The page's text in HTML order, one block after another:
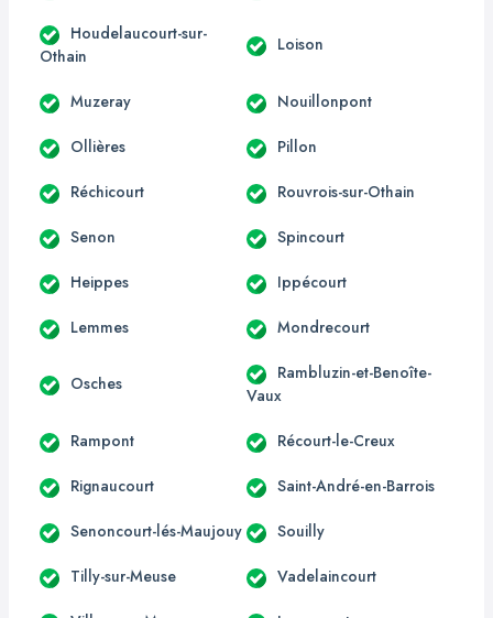
Houdelaucourt-sur-
Othain
Loison
Muzeray Nouillonpont
Ollières Pillon
Réchicourt Rouvrois-sur-Othain
Senon Spincourt
Heippes Ippécourt
Lemmes Mondrecourt
Osches
Rambluzin-et-Benoîte-
Vaux
Rampont Récourt-le-Creux
Rignaucourt Saint-André-en-Barrois
Senoncourt-lés-Maujouy Souilly
Tilly-sur-Meuse Vadelaincourt